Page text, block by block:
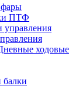
ПТФ
ходовые